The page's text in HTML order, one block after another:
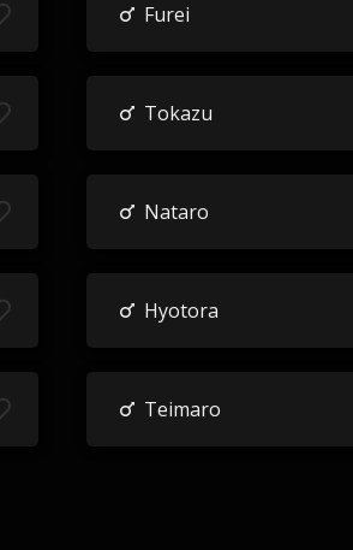
Furei
Tokazu
Nataro
Hyotora
Teimaro